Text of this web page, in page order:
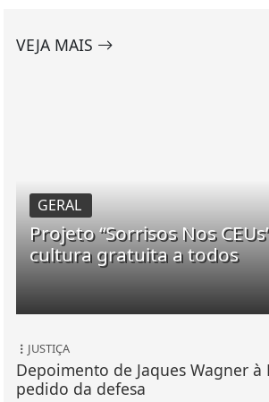
VEJA MAIS
GERAL
Projeto “Sorrisos Nos
cultura gratuita a todos
JUSTIÇA
Depoimento de Jaques Wagner à
pedido da defesa